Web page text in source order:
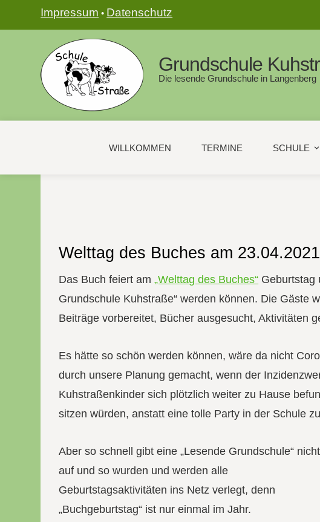
Impressum • Datenschutz
Grundschule
Die lesende Grundschule in Langenberg
WILLKOMMEN TERMINE SCHULE
Welttag des Buches am 23.04.2021
Das Buch feiert am„Welttag des Buches“ Geburtstag
Grundschule Kuhstraße“ werden können. Die Gäste
Beiträge vorbereitet, Bücher ausgesucht, Aktivitäten
Es hätte so schön werden können, wäre da nicht
durch unsere Planung gemacht, wenn der
Kuhstraßenkinder sich plötzlich weiter zu Hause
sitzen würden, anstatt eine tolle Party in der Schule
Aber so schnell gibt eine „Lesende Grundschule“ nicht
auf und so wurden und werden alle
Geburtstagsaktivitäten ins Netz verlegt, denn
„Buchgeburtstag“ ist nur einmal im Jahr.